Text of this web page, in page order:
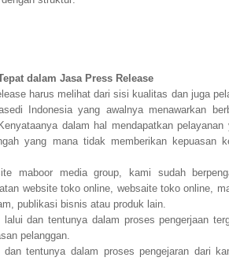
dalam Jasa Press Release
harus melihat dari sisi kualitas dan juga
Indonesia yang awalnya menawarkan
dalam hal mendapatkan pelayanan
yang mana tidak memberikan kepuasan
maboor media group, kami sudah
website toko online, websaite toko online,
publikasi bisnis atau produk lain.
dan tentunya dalam proses pengerjaan
pelanggan.
tentunya dalam proses pengejaran dari